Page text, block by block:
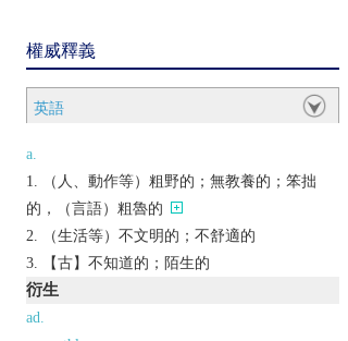
權威釋義
英語
a.
（人、動作等）粗野的；無教養的；笨拙
的，（言語）粗魯的
（生活等）不文明的；不舒適的
【古】不知道的；陌生的
衍生
ad.